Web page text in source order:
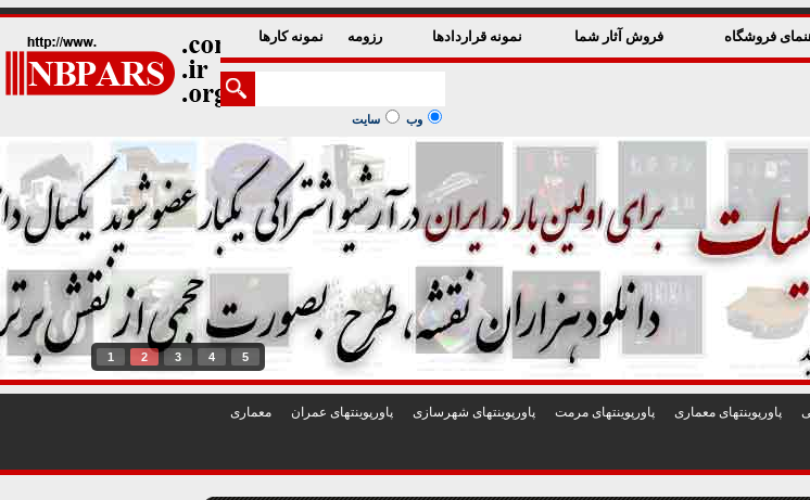
فروشگاه فروش آثار شما نمونه قراردادها رزومه نمونه کارها
وب سایت
1 2 3 4 5
پاورپوينتهای معماری پاورپوينتهای مرمت پاورپوينتهای شهرسازی پاورپوينتهای عمران معماری